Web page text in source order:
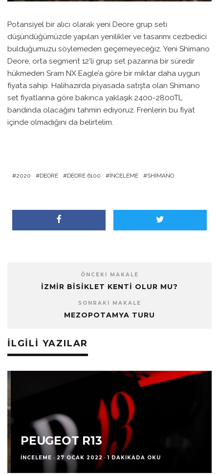
Potansiyel bir alıcı olarak yeni Deore grup seti
düşündüğümüzde yapılan yenilikler ve tasarımı cezbedici
bulduğumuzu söylemeden geçemeyeceğiz. Yeni Shimano
Deore, orta segment 12’li grup set pazarına bir süredir
hükmeden Sram NX Eagle’a göre bir miktar daha uygun
fiyata sahip. Halihazırda piyasada satışta olan Shimano
set fiyatlarına göre bakınca yaklaşık 2400-2800TL
bandında olacağını tahmin ediyoruz. Frenlerin bu fiyat
içinde olmadığını da belirtelim.
2020 DEORE DEORE 6100 İNCELEME SHIMANO
ÖNCEKI MAKALE
İZMIR BISIKLET KENTI OLUR MU?
SONRAKI MAKALE
MEZOPOTAMYA TURU
İLGILI YAZILAR
PEUGEOT R13
İNCELEME · 27 OCAK 2022 · 1 DAKIKADA OKU